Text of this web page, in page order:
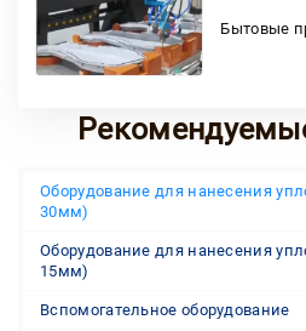
Бытовые
Оборудование для нанесения
30мм)
Оборудование для нанесения
15мм)
Вспомогательное оборудование